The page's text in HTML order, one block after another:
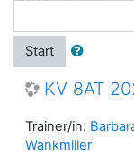
Start
KV 8AT
Trainer/in:
Wankmiller